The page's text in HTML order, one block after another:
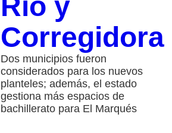
Corregidora
Dos municipios fueron
considerados para los nuevos
planteles; además, el estado
gestiona más espacios de
bachillerato para El Marqués